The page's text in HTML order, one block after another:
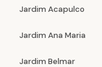
Jardim Acapulco
Jardim Ana Maria
Jardim Belmar